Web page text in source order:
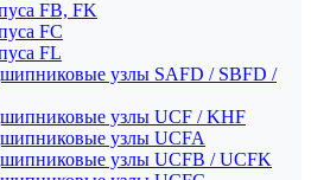
FB, FK
FC
FL
узлы SAFD / SBFD /
узлы UCF / KHF
узлы UCFA
узлы UCFB / UCFK